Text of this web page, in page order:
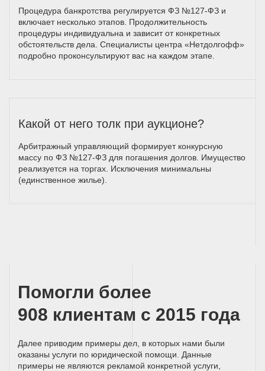
Процедура банкротства регулируется ФЗ №127-ФЗ и
включает несколько этапов. Продолжительность
процедуры индивидуальна и зависит от конкретных
обстоятельств дела. Специалисты центра «Нетдолгофф»
подробно проконсультируют вас на каждом этапе.
Какой от него толк при аукционе?
Арбитражный управляющий формирует конкурсную
массу по ФЗ №127-ФЗ для погашения долгов. Имущество
реализуется на торгах. Исключения минимальны
(единственное жилье).
Помогли более
908 клиентам с 2015 года
Далее приводим примеры дел, в которых нами были
оказаны услуги по юридической помощи. Данные
примеры не являются рекламой конкретной услуги,